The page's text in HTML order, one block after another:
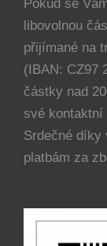
Pokud se
libovolnou
přijímané na
(IBAN: CZ97
částky nad
své kontaktní
Srdečné díky
platbám za